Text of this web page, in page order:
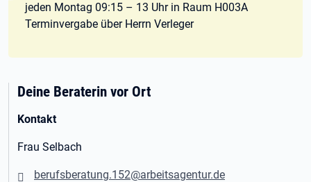
jeden Montag 09:15 – 13 Uhr in Raum H003A
Terminvergabe über Herrn Verleger
Deine Beraterin vor Ort
Kontakt
Frau Selbach
berufsberatung.152@arbeitsagentur.de